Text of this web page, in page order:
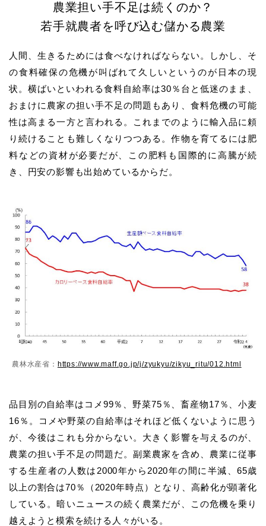
農業担い手不足は続くのか？
若手就農者を呼び込む儲かる農業
人間、生きるためには食べなければならない。しかし、そ
の食料確保の危機が叫ばれて久しいというのが日本の現
状。横ばいといわれる食料自給率は30％台と低迷のまま、
おまけに農家の担い手不足の問題もあり、食料危機の可能
性は高まる一方と言われる。これまでのように輸入品に頼
り続けることも難しくなりつつある。作物を育てるには肥
料などの資材が必要だが、この肥料も国際的に高騰が続
き、円安の影響も出始めているからだ。
農林水産省： https://www.maff.go.jp/j/zyukyu/zikyu_ritu/012.html
品目別の自給率はコメ99％、野菜75％、畜産物17％、小麦
16％。コメや野菜の自給率はそれほど低くないように思う
が、今後はこれも分からない。大きく影響を与えるのが、
農業の担い手不足の問題だ。副業農家を含め、農業に従事
する生産者の人数は2000年から2020年の間に半減、65歳
以上の割合は70％（2020年時点）となり、高齢化が顕著化
している。暗いニュースの続く農業だが、この危機を乗り
越えようと模索を続ける人々がいる。